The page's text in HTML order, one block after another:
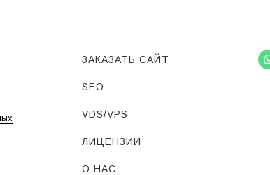
ЗАКАЗАТЬ САЙТ
SEO
VDS/VPS
ЛИЦЕНЗИИ
О НАС